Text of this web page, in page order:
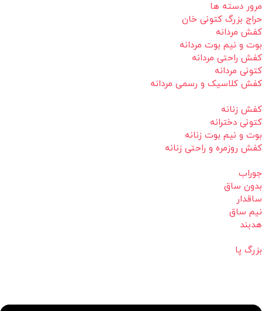
مرور دسته ها
حراج بزرگ کتونی خان
کفش مردانه
بوت و نیم بوت مردانه
کفش راحتی مردانه
کتونی مردانه
کفش کلاسیک و رسمی مردانه
کفش زنانه
کتونی دخترانه
بوت و نیم بوت زنانه
کفش روزمره و راحتی زنانه
جوراب
بدون ساق
ساقدار
نیم ساق
هدبند
بزرگ پا